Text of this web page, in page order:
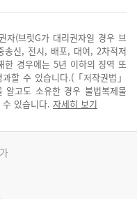
자(브릿G가 대리권자일 경우 브
송신, 전시, 배포, 대여, 2차적저
한 경우에는 5년 이하의 징역 또
할 수 있습니다.(「저작권법」
알고도 소유한 경우 불법복제물
있습니다. 자세히 보기